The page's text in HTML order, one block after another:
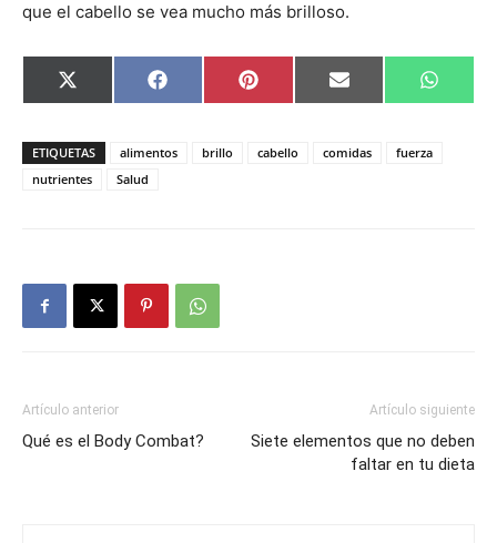
que el cabello se vea mucho más brilloso.
Compartir
en
X
(Twitter)
Compartir
en
Facebook Compartir
en
Pinterest Compartir
en
Email
en
ETIQUETAS alimentos brillo cabello comidas
fuerza
nutrientes
Salud
Artículo anterior
Qué es el Body Combat?
Artículo siguiente
Siete elementos que no deben
faltar en tu dieta